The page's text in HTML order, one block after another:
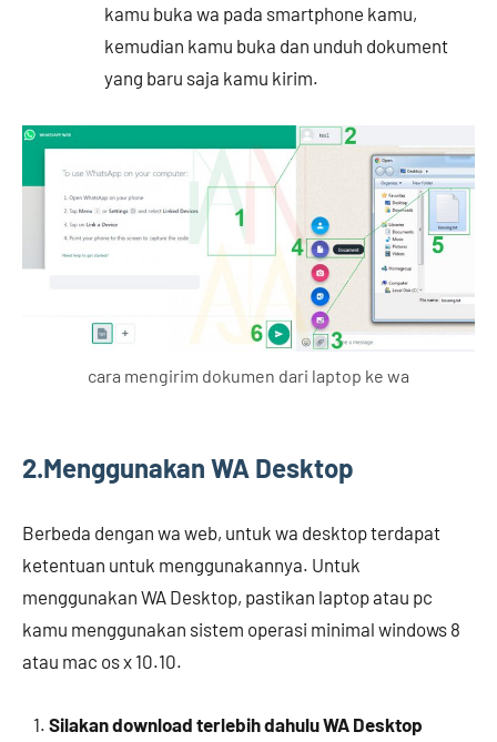
kamu buka wa pada smartphone kamu,
kemudian kamu buka dan unduh dokument
yang baru saja kamu kirim.
cara mengirim dokumen dari laptop ke wa
2.Menggunakan WA Desktop
Berbeda dengan wa web, untuk wa desktop terdapat
ketentuan untuk menggunakannya. Untuk
menggunakan WA Desktop, pastikan laptop atau pc
kamu menggunakan sistem operasi minimal windows 8
atau mac os x 10.10.
Silakan download terlebih dahulu WA Desktop